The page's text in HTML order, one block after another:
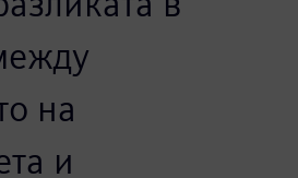
възможност
на казуси,
проблеми в